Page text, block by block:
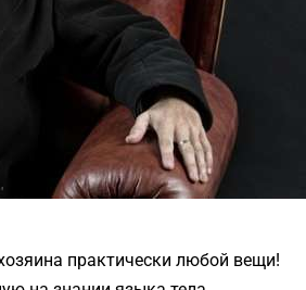
практически любой вещи!